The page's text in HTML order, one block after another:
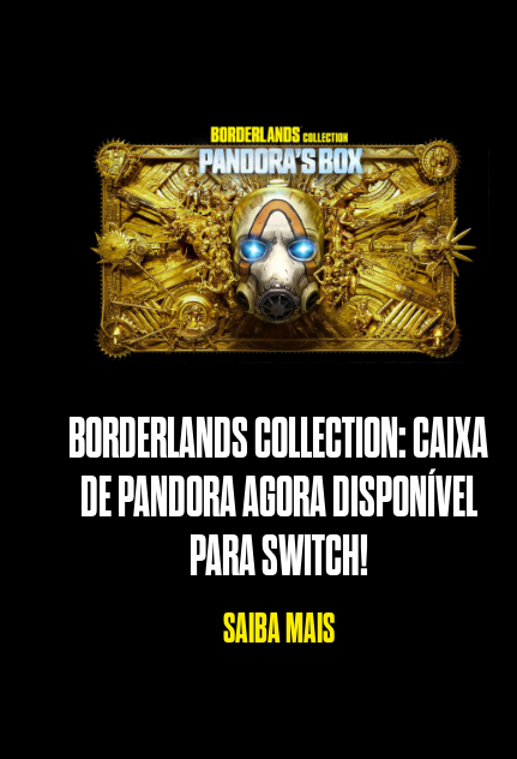
BORDERLANDS COLLECTION: CAIXA
DE PANDORA AGORA DISPONÍVEL
PARA SWITCH!
SAIBA MAIS